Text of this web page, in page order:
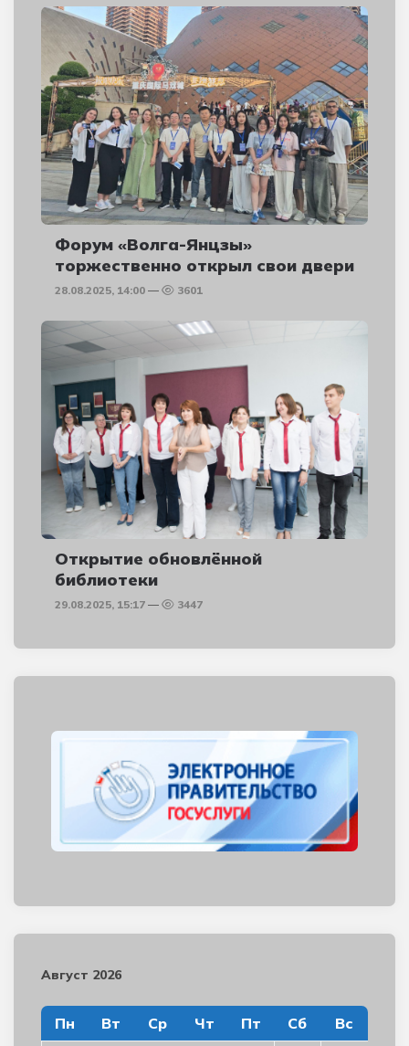
Форум «Волга-Янцзы»
торжественно открыл свои двери
28.08.2025, 14:00 3601
Открытие обновлённой
библиотеки
29.08.2025, 15:17 3447
Август 2026
Пн Вт Ср Чт Пт Сб Вс